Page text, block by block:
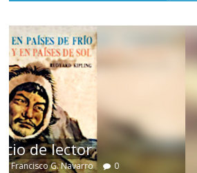
Un vergel en las
nostalgia
12 octubre, 2024 Francisco G.